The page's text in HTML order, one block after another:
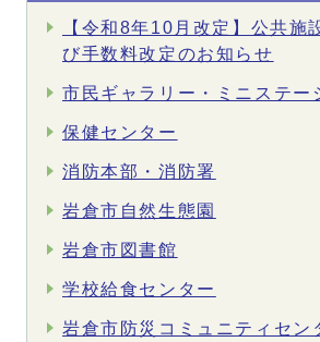
【令和8年10月改定】公共施
び手数料改定のお知らせ
市民ギャラリー・ミニステー
保健センター
消防本部・消防署
岩倉市自然生態園
岩倉市図書館
学校給食センター
岩倉市防災コミュニティセン